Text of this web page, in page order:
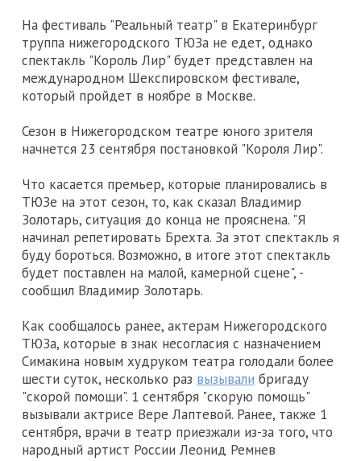
На фестиваль "Реальный театр" в Екатеринбург
труппа нижегородского ТЮЗа не едет, однако
спектакль "Король Лир" будет представлен на
международном Шекспировском фестивале,
который пройдет в ноябре в Москве.
Сезон в Нижегородском театре юного зрителя
начнется 23 сентября постановкой "Короля Лир".
Что касается премьер, которые планировались в
ТЮЗе на этот сезон, то, как сказал Владимир
Золотарь, ситуация до конца не прояснена. "Я
начинал репетировать Брехта. За этот спектакль я
буду бороться. Возможно, в итоге этот спектакль
будет поставлен на малой, камерной сцене", -
сообщил Владимир Золотарь.
Как сообщалось ранее, актерам Нижегородского
ТЮЗа, которые в знак несогласия с назначением
Симакина новым худруком театра голодали более
шести суток, несколько раз вызывали бригаду
"скорой помощи". 1 сентября "скорую помощь"
вызывали актрисе Вере Лаптевой. Ранее, также 1
сентября, врачи в театр приезжали из-за того, что
народный артист России Леонид Ремнев